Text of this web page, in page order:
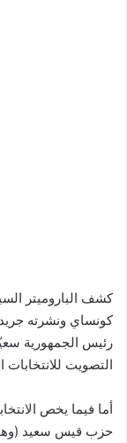
كشف الباروميتر
التصويت للانتخابات
أما فيما يخص